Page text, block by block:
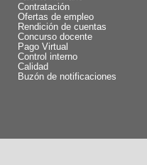
Contratación
Ofertas de empleo
Rendición de cuentas
Concurso docente
Pago Virtual
Control interno
Calidad
Buzón de notificaciones